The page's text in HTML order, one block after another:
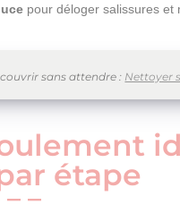
pour déloger salissures et
sans attendre : Nettoyer
étape